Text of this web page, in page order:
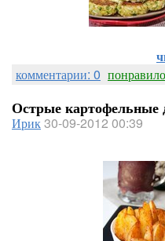
комментарии: 0
Острые картофельные
Ирик30-09-2012 00:39